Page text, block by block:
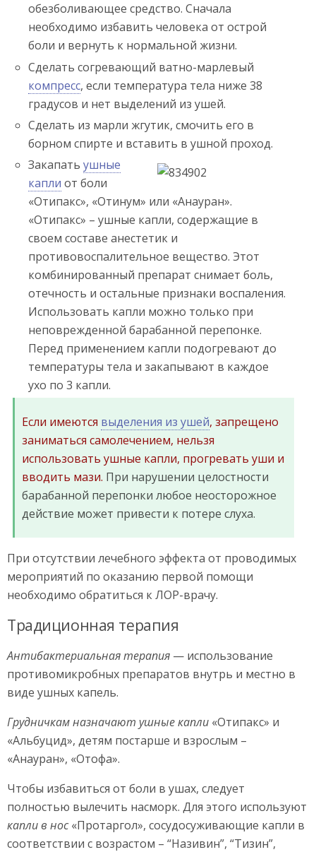
обезболивающее средство. Сначала
необходимо избавить человека от острой
боли и вернуть к нормальной жизни.
Сделать согревающий ватно-марлевый
компресс, если температура тела ниже 38
градусов и нет выделений из ушей.
Сделать из марли жгутик, смочить его в
борном спирте и вставить в ушной проход.
Закапатьушные
капли от боли
«Отипакс», «Отинум» или «Анауран».
«Отипакс» – ушные капли, содержащие в
своем составе анестетик и
противовоспалительное вещество. Этот
комбинированный препарат снимает боль,
отечность и остальные признаки воспаления.
Использовать капли можно только при
неповрежденной барабанной перепонке.
Перед применением капли подогревают до
температуры тела и закапывают в каждое
ухо по 3 капли.
Если имеются выделения из ушей, запрещено
заниматься самолечением, нельзя
использовать ушные капли, прогревать уши и
вводить мази. При нарушении целостности
барабанной перепонки любое неосторожное
действие может привести к потере слуха.
При отсутствии лечебного эффекта от проводимых
мероприятий по оказанию первой помощи
необходимо обратиться к ЛОР-врачу.
Традиционная терапия
Антибактериальная терапия — использование
противомикробных препаратов внутрь и местно в
виде ушных капель.
Грудничкам назначают ушные капли «Отипакс» и
«Альбуцид», детям постарше и взрослым –
«Анауран», «Отофа».
Чтобы избавиться от боли в ушах, следует
полностью вылечить насморк. Для этого используют
капли в нос«Протаргол», сосудосуживающие капли в
соответствии с возрастом – “Називин”, “Тизин”,